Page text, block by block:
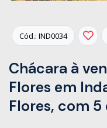
Cód.: IND0034
Chácara à
Flores em
Flores, com